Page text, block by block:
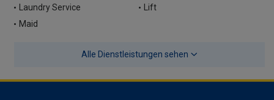
Laundry Service
Lift
Maid
Alle Dienstleistungen sehen